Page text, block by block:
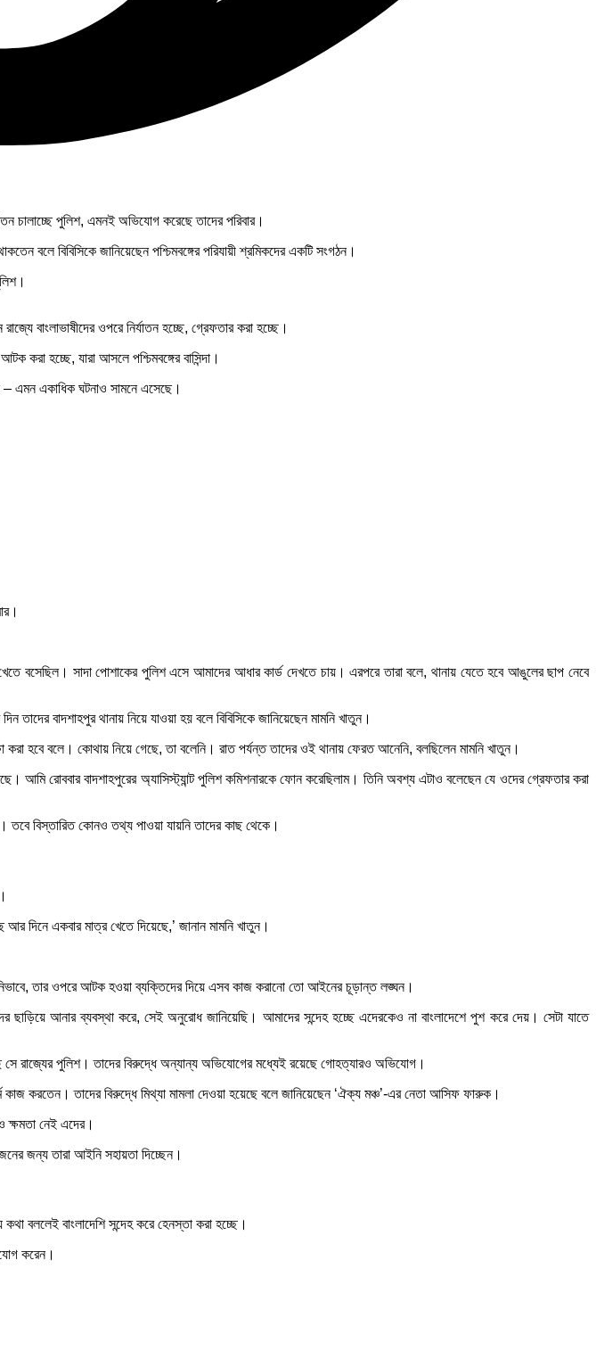
চালাচ্ছে পুলিশ, এমনই অভিযোগ করেছে তাদের পরিবার।
বলে বিবিসিকে জানিয়েছেন পশ্চিমবঙ্গের পরিযায়ী শ্রমিকদের একটি সংগঠন।
বাংলাভাষীদের ওপরে নির্যাতন হচ্ছে, গ্রেফতার করা হচ্ছে।
করা হচ্ছে, যারা আসলে পশ্চিমবঙ্গের বাসিন্দা।
– এমন একাধিক ঘটনাও সামনে এসেছে।
সাদা পোশাকের পুলিশ এসে আমাদের আধার কার্ড দেখতে চায়। এরপরে তারা বলে, থানায় যেতে হবে আঙুলের ছাপ নেবে
বাদশাহপুর থানায় নিয়ে যাওয়া হয় বলে বিবিসিকে জানিয়েছেন মামনি খাতুন।
হবে বলে। কোথায় নিয়ে গেছে, তা বলেনি। রাত পর্যন্ত তাদের ওই থানায় ফেরত আনেনি, বলছিলেন মামনি খাতুন।
রোববার বাদশাহপুরের অ্যাসিস্ট্যান্ট পুলিশ কমিশনারকে ফোন করেছিলাম। তিনি অবশ্য এটাও বলেছেন যে ওদের গ্রেফতার করা
তবে বিস্তারিত কোনও তথ্য পাওয়া যায়নি তাদের কাছ থেকে।
দিনে একবার মাত্র খেতে দিয়েছে,’ জানান মামনি খাতুন।
তার ওপরে আটক হওয়া ব্যক্তিদের দিয়ে এসব কাজ করানো তো আইনের চূড়ান্ত লঙ্ঘন।
ছাড়িয়ে আনার ব্যবস্থা করে, সেই অনুরোধ জানিয়েছি। আমাদের সন্দেহ হচ্ছে এদেরকেও না বাংলাদেশে পুশ করে দেয়। সেটা যাতে
রাজ্যের পুলিশ। তাদের বিরুদ্ধে অন্যান্য অভিযোগের মধ্যেই রয়েছে গোহত্যারও অভিযোগ।
করতেন। তাদের বিরুদ্ধে মিথ্যা মামলা দেওয়া হয়েছে বলে জানিয়েছেন ‘ঐক্য মঞ্চ’-এর নেতা আসিফ ফারুক।
ক্ষমতা নেই এদের।
জন্য তারা আইনি সহায়তা দিচ্ছেন।
বললেই বাংলাদেশি সন্দেহ করে হেনস্তা করা হচ্ছে।
করেন।